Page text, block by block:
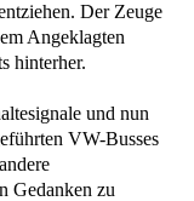
Der Zeuge
Angeklagten
hinterher.
und nun
VW-Busses
Gedanken zu